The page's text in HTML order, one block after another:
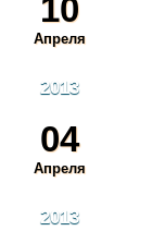
10
Апреля
2013
04
Апреля
2013